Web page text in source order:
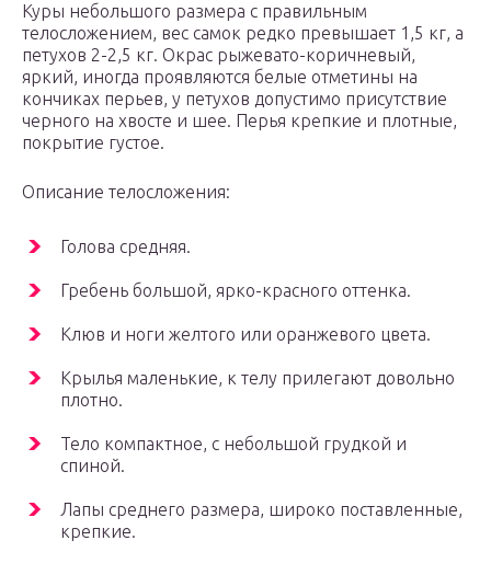
Куры небольшого размера с правильным
телосложением, вес самок редко превышает 1,5 кг, а
петухов 2-2,5 кг. Окрас рыжевато-коричневый,
яркий, иногда проявляются белые отметины на
кончиках перьев, у петухов допустимо присутствие
черного на хвосте и шее. Перья крепкие и плотные,
покрытие густое.
Описание телосложения:
Голова средняя.
Гребень большой, ярко-красного оттенка.
Клюв и ноги желтого или оранжевого цвета.
Крылья маленькие, к телу прилегают довольно
плотно.
Тело компактное, с небольшой грудкой и
спиной.
Лапы среднего размера, широко поставленные,
крепкие.